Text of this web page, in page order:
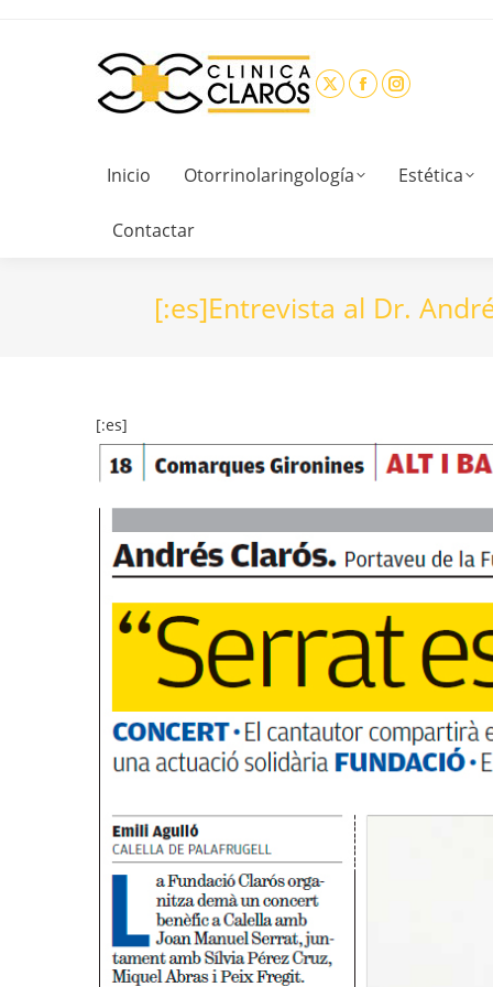
Inicio Otorrinolaringología Estética
Contactar
[:es]Entrevista al Dr.
[:es]